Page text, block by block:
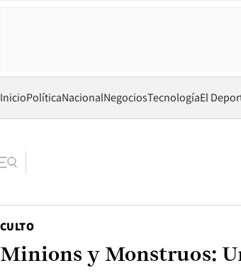
InicioPolíticaNacionalNegociosTecnologíaEl
CULTO
Minions y Monstruos: